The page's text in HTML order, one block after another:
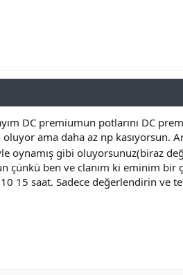
DC premiumun potlarını DC
ama daha az np kasıyorsun.
oynamış gibi oluyorsunuz(biraz
çünkü ben ve clanım ki eminim bir
15 saat. Sadece değerlendirin ve